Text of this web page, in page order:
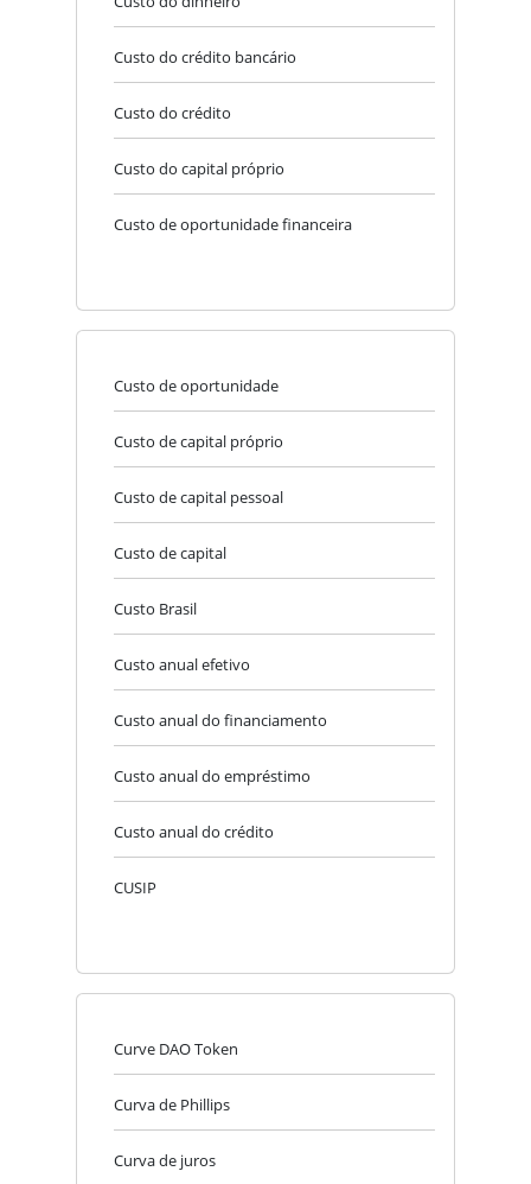
Custo do crédito bancário
Custo do crédito
Custo do capital próprio
Custo de oportunidade financeira
Custo de oportunidade
Custo de capital próprio
Custo de capital pessoal
Custo de capital
Custo Brasil
Custo anual efetivo
Custo anual do financiamento
Custo anual do empréstimo
Custo anual do crédito
CUSIP
Curve DAO Token
Curva de Phillips
Curva de juros